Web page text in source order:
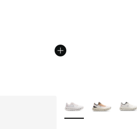
Meer kleuren